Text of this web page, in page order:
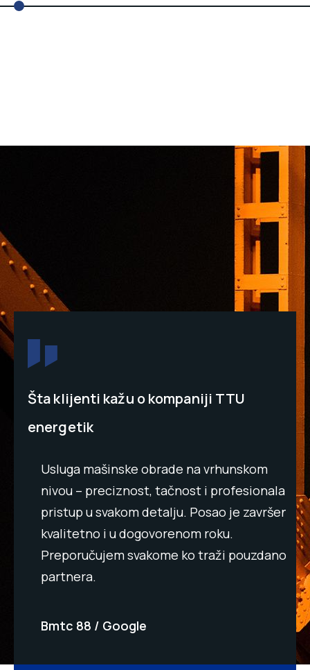
Šta klijenti kažu o kompaniji TTU
energetik
Usluga mašinske obrade na vrhunskom
nivou – preciznost, tačnost i profesionalan
pristup u svakom detalju. Posao je završen
kvalitetno i u dogovorenom roku.
Preporučujem svakome ko traži pouzdanog
partnera.
Bmtc 88 Google